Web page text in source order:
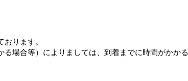
ります。
場合等）によりましては、到着までに時間がかかる